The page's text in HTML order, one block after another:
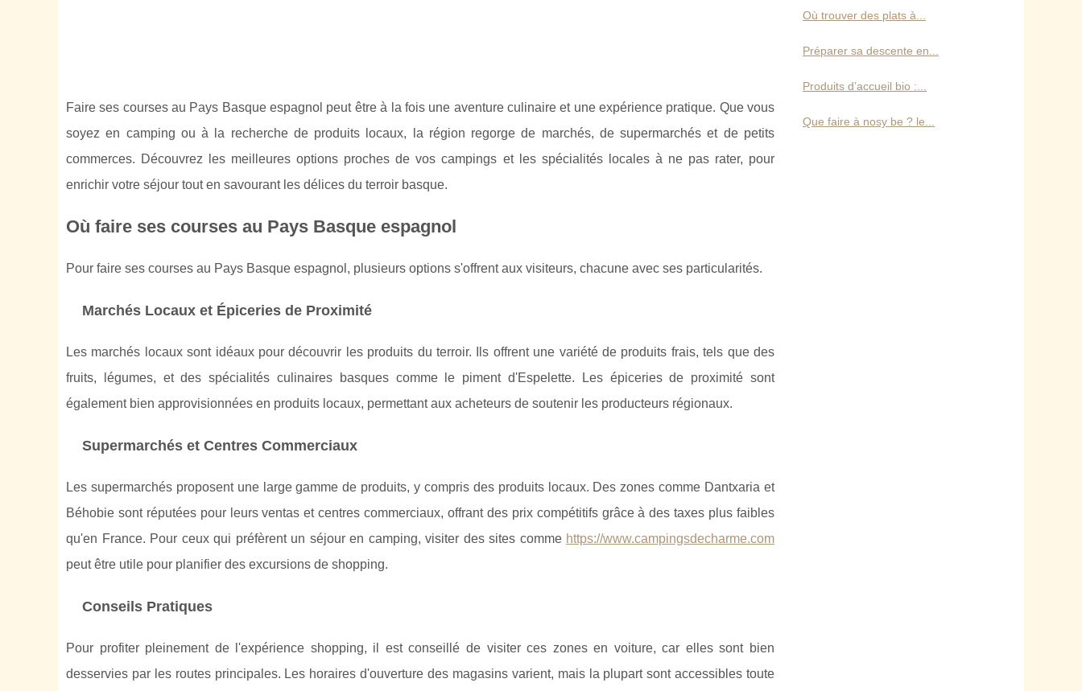
Faire ses courses au Pays Basque espagnol peut être à la fois une aventure culinaire et une expérience pratique. Que vous
soyez en camping ou à la recherche de produits locaux, la région regorge de marchés, de supermarchés et de petits
commerces. Découvrez les meilleures options proches de vos campings et les spécialités locales à ne pas rater, pour
enrichir votre séjour tout en savourant les délices du terroir basque.
Où faire ses courses au Pays Basque espagnol
Pour faire ses courses au Pays Basque espagnol, plusieurs options s'offrent aux visiteurs, chacune avec ses particularités.
Marchés Locaux et Épiceries de Proximité
Les marchés locauxsont idéaux pour découvrir les produits du terroir. Ils offrent une variété de produits frais, tels que des
fruits, légumes, et des spécialités culinaires basques comme le piment d'Espelette. Les épiceries de proximité sont
également bien approvisionnées en produits locaux, permettant aux acheteurs de soutenir les producteurs régionaux.
Supermarchés et Centres Commerciaux
Les supermarchés proposent une large gamme de produits, y compris des produits locaux. Des zones comme Dantxaria et
Béhobie sont réputées pour leurs ventas et centres commerciaux, offrant des prix compétitifs grâce à des taxes plus faibles
qu'en France. Pour ceux qui préfèrent un séjour en camping, visiter des sites comme https://www.campingsdecharme.com
peut être utile pour planifier des excursions de shopping.
Conseils Pratiques
Pour profiter pleinement de l'expérience shopping, il est conseillé de visiter ces zones en voiture, car elles sont bien
desservies par les routes principales. Les horaires d'ouverture des magasins varient, mais la plupart sont accessibles toute
Où trouver des plats à...
Préparer sa descente en...
Produits d’accueil bio :...
Que faire à nosy be ? le...